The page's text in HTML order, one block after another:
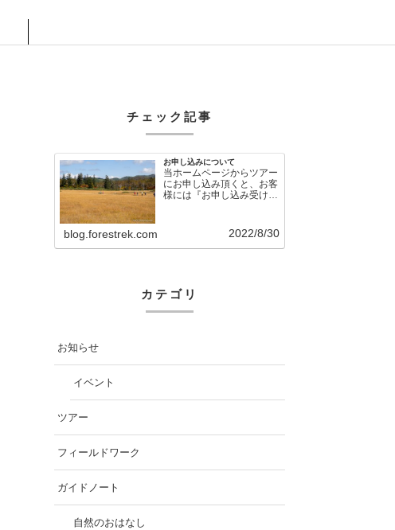
チェック記事
お申し込みについて
当ホームページからツアー
にお申し込み頂くと、お客
様には『お申し込み受け付
blog.forestrek.com 2022/8/30
カテゴリ
お知らせ
イベント
ツアー
フィールドワーク
ガイドノート
自然のおはなし